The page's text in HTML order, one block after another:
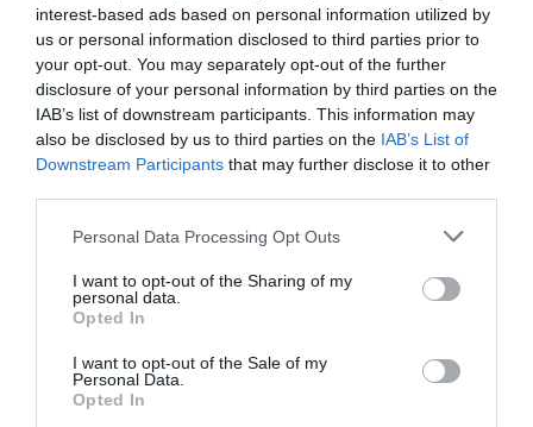
interest-based ads based on personal information utilized by
us or personal information disclosed to third parties prior to
your opt-out. You may separately opt-out of the further
disclosure of your personal information by third parties on the
IAB’s list of downstream participants. This information may
also be disclosed by us to third parties on the IAB’s List of
Downstream Participants that may further disclose it to other
Personal Data Processing Opt Outs
I want to opt-out of the Sharing of my
personal data.
Opted In
I want to opt-out of the Sale of my
Personal Data.
Opted In
Principali comuni nella provincia diLa Spezia- Vedi glihotel a
La Spezia
Ameglia
Arcola
Bonassola
Borghetto Di Vara
Brugnato
Carrodano
Monterosso Al Mare
Riccò Del Golfo Di Spezia
Riomaggiore
Sarzana